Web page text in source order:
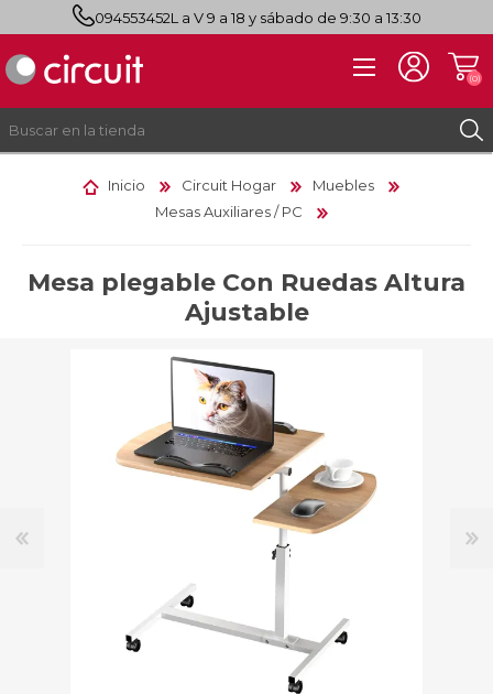
094553452L a V 9 a 18 y sábado de 9:30 a 13:30
(0)
Inicio Circuit Hogar
Muebles
Mesas Auxiliares / PC
Mesa plegable Con Ruedas Altura
Ajustable